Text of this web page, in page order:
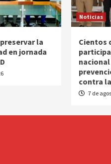
la
en jornada
Noticias
Cientos
contra
7 de